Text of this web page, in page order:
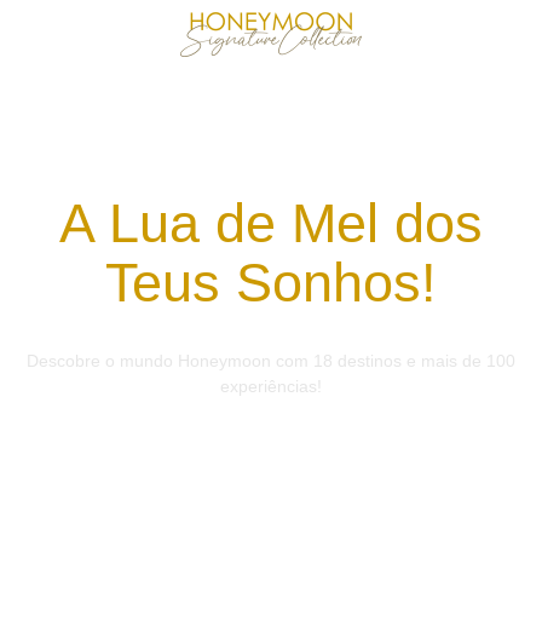
A Lua de Mel dos
Teus Sonhos!
Descobre o mundo Honeymoon com 18 destinos e mais de 100
experiências!